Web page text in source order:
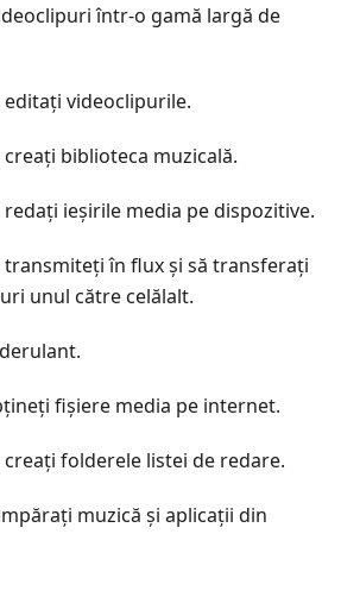
într-o gamă largă de
videoclipurile.
biblioteca muzicală.
ieșirile media pe dispozitive.
transmiteți în flux și să transferați
unul către celălalt.
fișiere media pe internet.
folderele listei de redare.
muzică și aplicații din